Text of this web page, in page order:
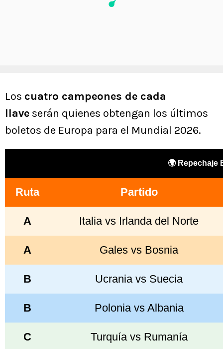
Los cuatro campeones de cada
llave serán quienes obtengan los últimos
boletos de Europa para el Mundial 2026.
🌍 Repechaje
Ruta Partido
A Italia vs Irlanda del Norte
A Gales vs Bosnia
B Ucrania vs Suecia
B Polonia vs Albania
C Turquía vs Rumanía